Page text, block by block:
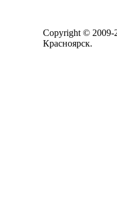
Copyright © 2009-
Красноярск.